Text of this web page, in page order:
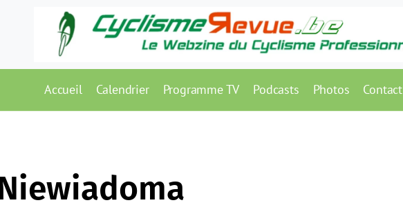
Accueil Calendrier Programme TV Podcasts Photos Contact